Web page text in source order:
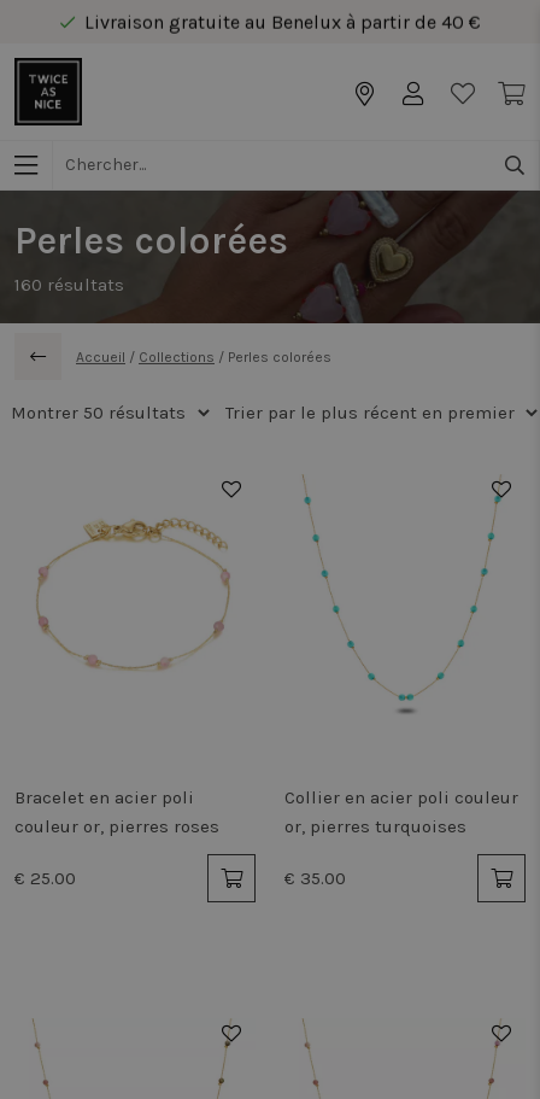
Livraison gratuite au Benelux à partir de 40 €
Livraison gratuite au Benelux à partir de 40 €
Perles colorées
160 résultats
Accueil / Collections / Perles colorées
Bracelet en acier poli
couleur or, pierres roses
€ 25.00
Collier en acier poli couleur
or, pierres turquoises
€ 35.00